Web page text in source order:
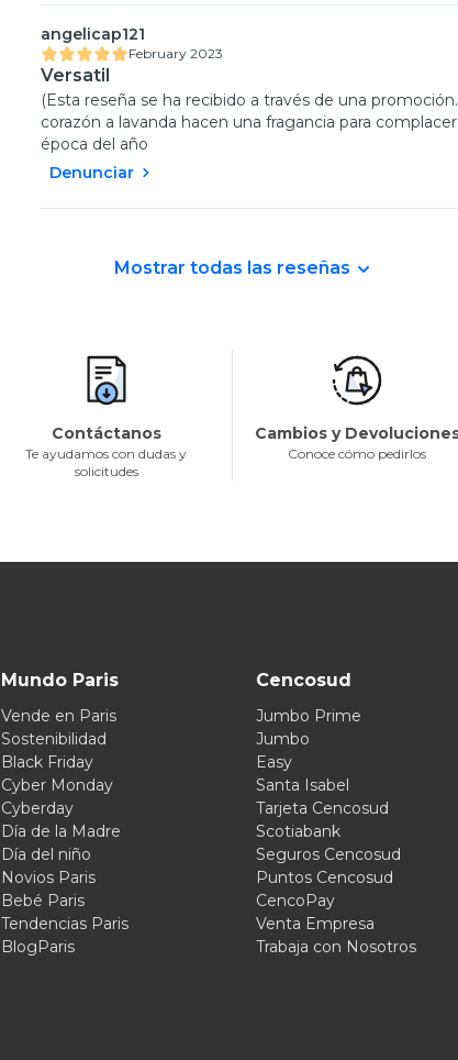
angelicap121
February 2023
Versatil
(Esta reseña se ha recibido a través de una
corazón a lavanda hacen una fragancia para
época del año
Denunciar
Mostrar todas las reseñas
Contáctanos
Te ayudamos con dudas y
solicitudes
Cambios y
Conoce cómo pedirlos
Mundo Paris
Vende en Paris
Sostenibilidad
Black Friday
Cyber Monday
Cyberday
Día de la Madre
Día del niño
Novios Paris
Bebé Paris
Tendencias Paris
BlogParis
Cencosud
Jumbo Prime
Jumbo
Easy
Santa Isabel
Tarjeta Cencosud
Scotiabank
Seguros Cencosud
Puntos Cencosud
CencoPay
Venta Empresa
Trabaja con Nosotros